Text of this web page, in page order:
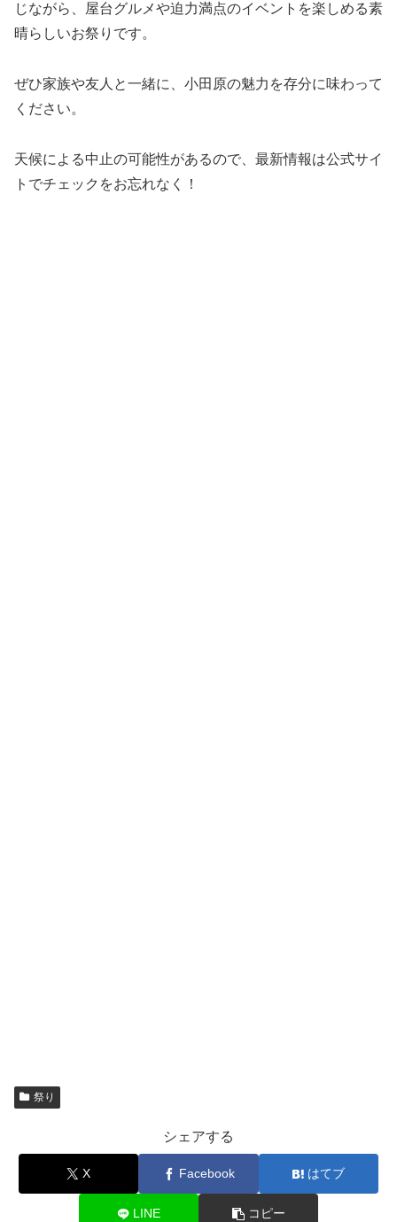
じながら、屋台グルメや迫力満点のイベントを楽しめる素
晴らしいお祭りです。
ぜひ家族や友人と一緒に、小田原の魅力を存分に味わって
ください。
天候による中止の可能性があるので、最新情報は公式サイ
トでチェックをお忘れなく！
祭り
シェアする
X Facebook はてブ
LINE コピー